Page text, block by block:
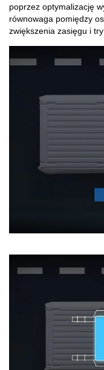
poprzez optymalizację
równowaga pomiędzy
zwiększenia zasięgu i